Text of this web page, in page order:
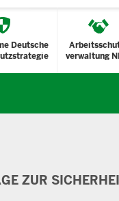
Deutsche
verwaltung
ZUR